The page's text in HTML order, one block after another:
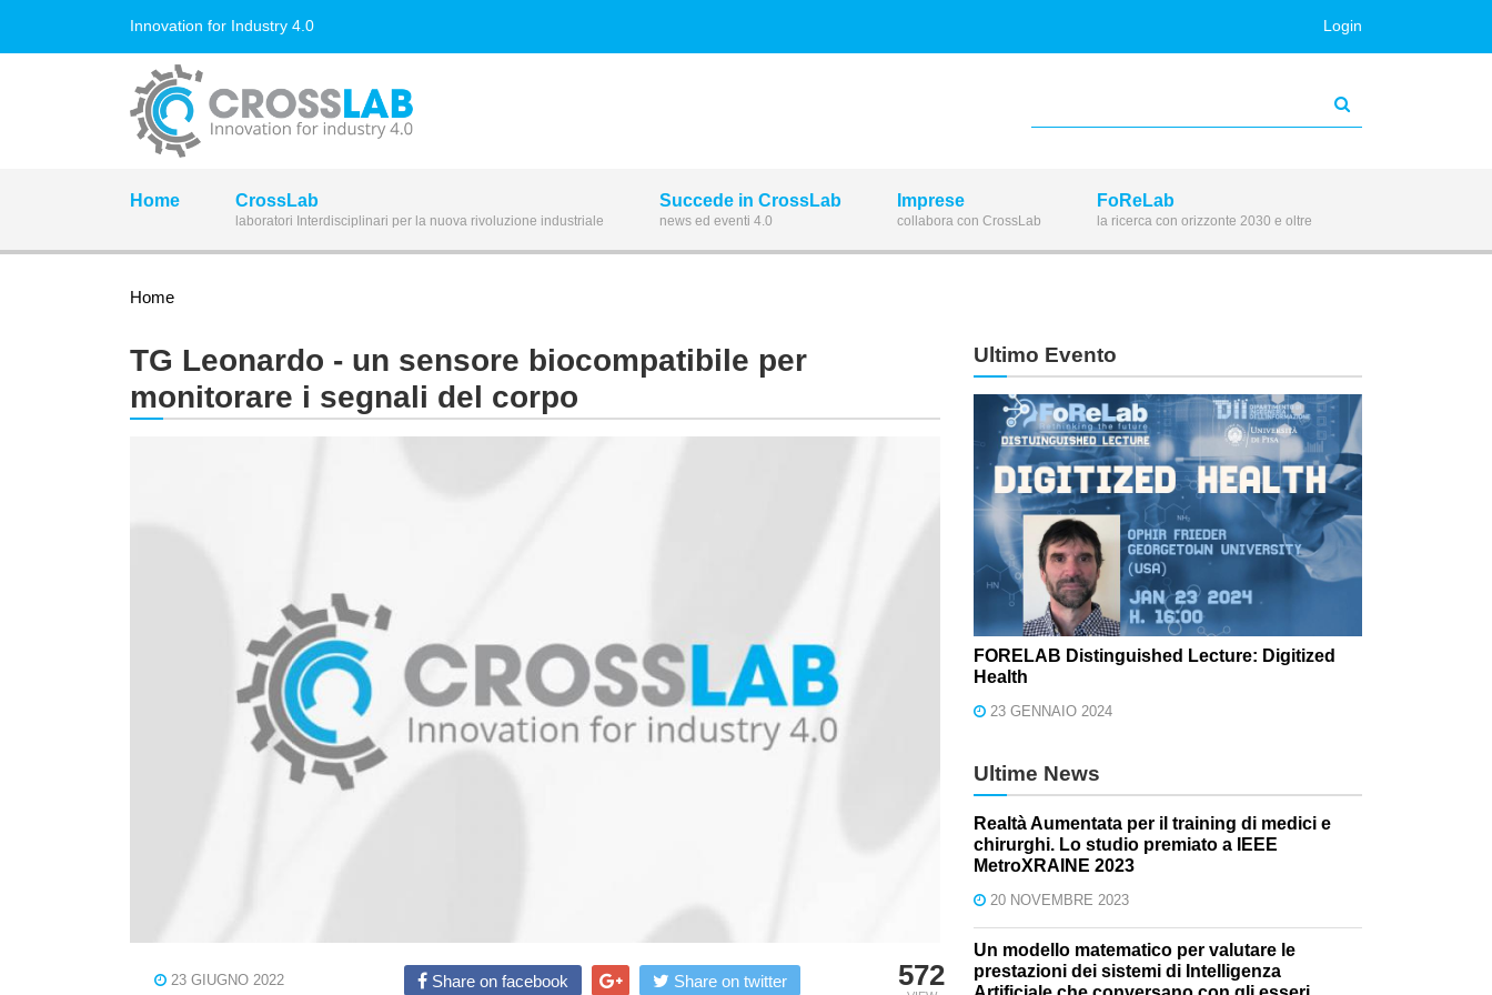
Innovation for Industry 4.0 Login
Home CrossLab
laboratori Interdisciplinari per la nuova rivoluzione industriale
Succede in CrossLab
news ed eventi 4.0
Imprese
collabora con CrossLab
FoReLab
la ricerca con orizzonte 2030 e oltre
Tu sei qui
Home
TG Leonardo - un sensore biocompatibile per
monitorare i segnali del corpo
23 GIUGNO 2022 Share on facebook Share on twitter 572
Ultimo Evento
FORELAB Distinguished Lecture: Digitized
Health
23 GENNAIO 2024
Ultime News
Realtà Aumentata per il training di medici e
chirurghi. Lo studio premiato a IEEE
MetroXRAINE 2023
20 NOVEMBRE 2023
Un modello matematico per valutare le
prestazioni dei sistemi di Intelligenza